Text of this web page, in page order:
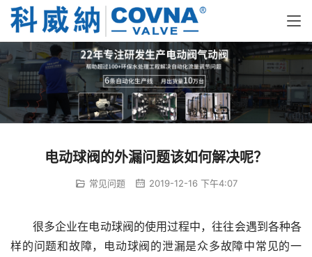
电动球阀的外漏问题该如何解决呢？
常见问题 2019-12-16 下午4:07
很多企业在电动球阀的使用过程中，往往会遇到各种各
样的问题和故障，电动球阀的泄漏是众多故障中常见的一